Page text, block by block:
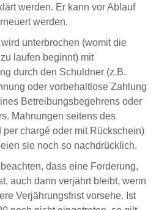
werden. Er kann vor Ablauf
werden.
unterbrochen (womit die
laufen beginnt) mit
durch den Schuldner (z.B.
oder vorbehaltlose Zahlung
Betreibungsbegehrens oder
Mahnungen seitens des
chargé oder mit Rückschein)
sie noch so nachdrücklich.
dass eine Forderung,
auch dann verjährt bleibt, wenn
Verjährungsfrist vorsehe. Ist